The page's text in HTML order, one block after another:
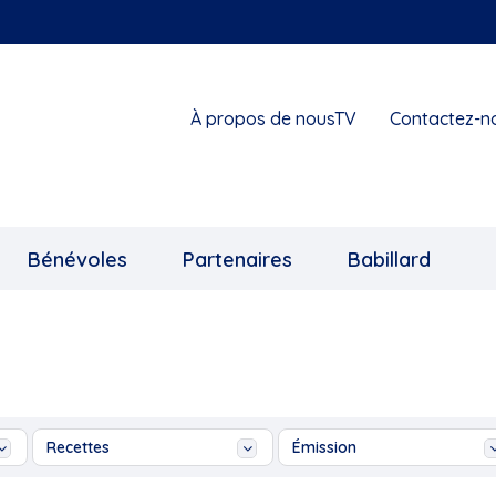
À propos de nousTV Contactez-
Bénévoles Partenaires Babillard
Recettes Émission